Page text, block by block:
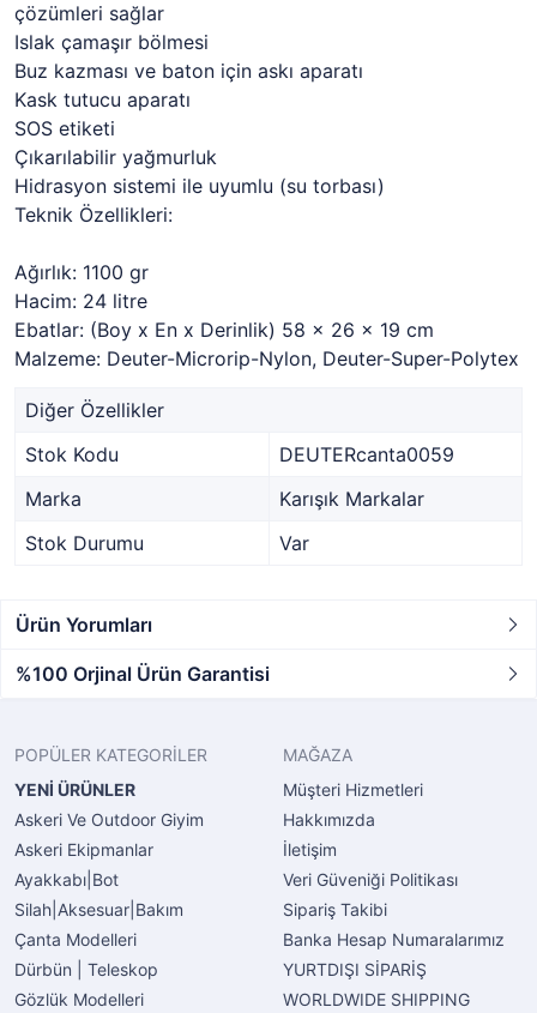
çözümleri sağlar
Islak çamaşır bölmesi
Buz kazması ve baton için askı aparatı
Kask tutucu aparatı
SOS etiketi
Çıkarılabilir yağmurluk
Hidrasyon sistemi ile uyumlu (su torbası)
Teknik Özellikleri:
Ağırlık: 1100 gr
Hacim: 24 litre
Ebatlar: (Boy x En x Derinlik) 58 x 26 x 19 cm
Malzeme: Deuter-Microrip-Nylon, Deuter-Super-Polytex
Diğer Özellikler
Stok Kodu
DEUTERcanta0059
Marka
Karışık Markalar
Stok Durumu
Var
Ürün Yorumları
%100 Orjinal Ürün Garantisi
POPÜLER KATEGORİLER
YENİ ÜRÜNLER
Askeri Ve Outdoor Giyim
Askeri Ekipmanlar
Ayakkabı|Bot
Silah|Aksesuar|Bakım
Çanta Modelleri
Dürbün | Teleskop
Gözlük Modelleri
MAĞAZA
Müşteri Hizmetleri
Hakkımızda
İletişim
Veri Güveniği Politikası
Sipariş Takibi
Banka Hesap Numaralarımız
YURTDIŞI SİPARİŞ
WORLDWIDE SHIPPING